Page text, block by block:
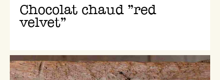
Chocolat chaud "red
velvet"